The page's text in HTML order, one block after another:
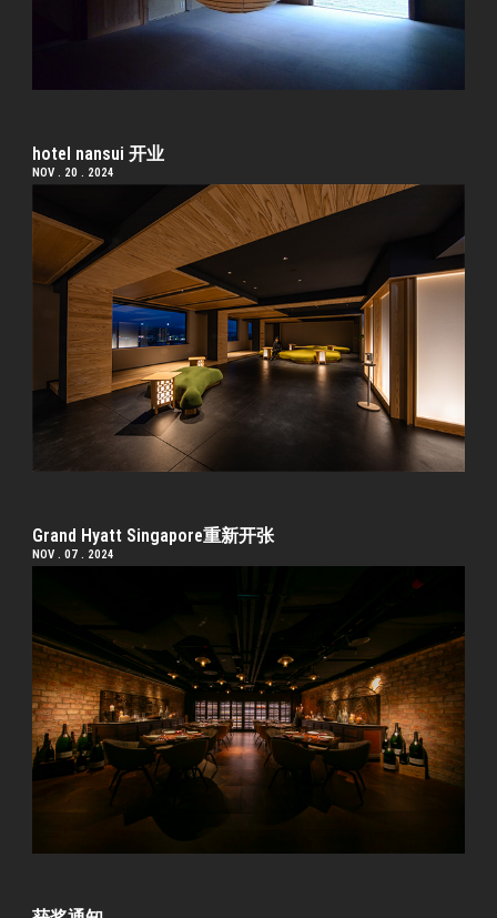
hotel nansui 开业
NOV . 20 . 2024
Grand Hyatt Singapore重新开张
NOV . 07 . 2024